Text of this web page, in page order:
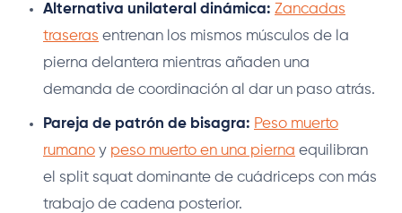
Alternativa unilateral dinámica: Zancadas
traseras entrenan los mismos músculos de la
pierna delantera mientras añaden una
demanda de coordinación al dar un paso atrás.
Pareja de patrón de bisagra: Peso muerto
rumano y peso muerto en una pierna equilibran
el split squat dominante de cuádriceps con más
trabajo de cadena posterior.